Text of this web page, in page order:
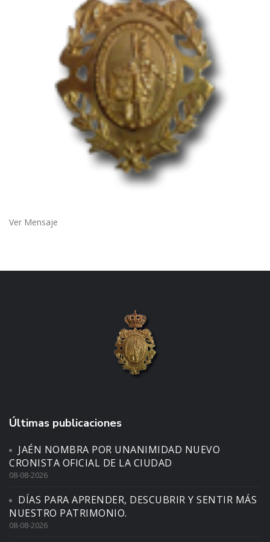
Ver Mensaje
Últimas publicaciones
JAÉN NOMBRA POR UNANIMIDAD NUEVO
CRONISTA OFICIAL DE LA CIUDAD
08-08-2026
DÍAS PARA APRENDER, DESCUBRIR Y SENTIR MÁS
NUESTRO PATRIMONIO.
08-08-2026